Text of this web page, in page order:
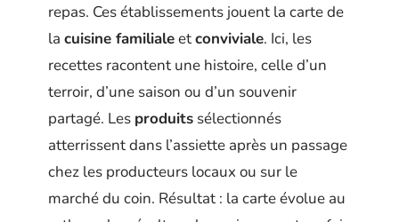
repas. Ces établissements jouent la carte de
la cuisine familialeetconviviale. Ici, les
recettes racontent une histoire, celle d’un
terroir, d’une saison ou d’un souvenir
partagé. Les produits sélectionnés
atterrissent dans l’assiette après un passage
chez les producteurs locaux ou sur le
marché du coin. Résultat : la carte évolue au